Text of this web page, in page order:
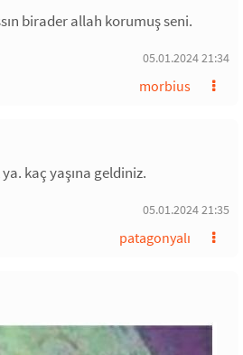
birader allah korumuş seni.
05.01.2024 21:34
morbius
kaç yaşına geldiniz.
05.01.2024 21:35
patagonyalı